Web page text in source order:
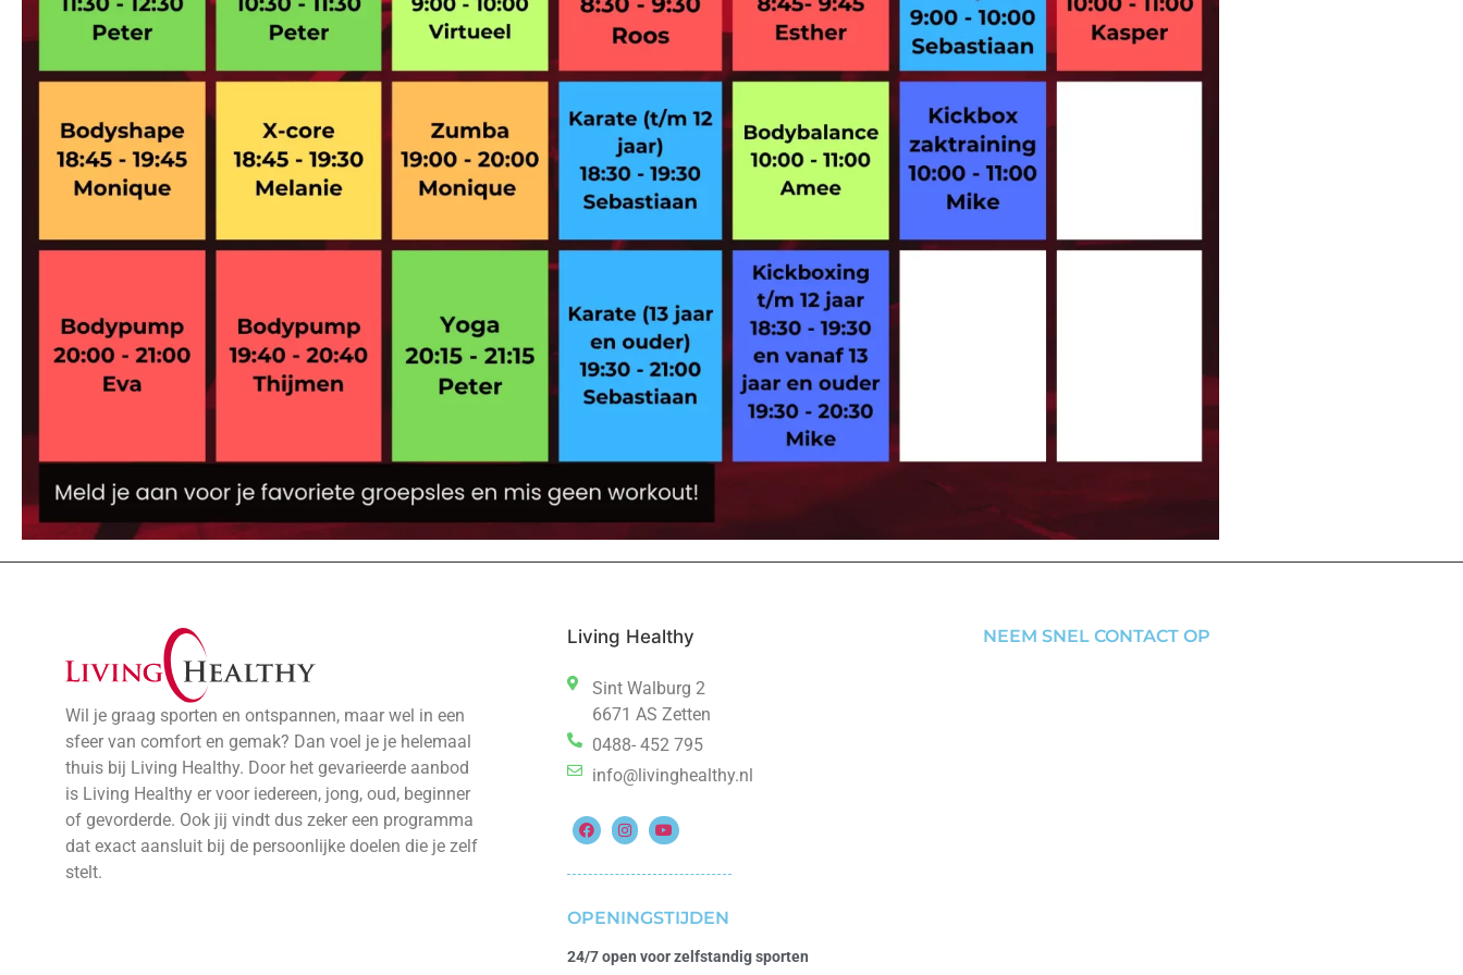
Wil je graag sporten en ontspannen, maar wel in een
sfeer van comfort en gemak? Dan voel je je helemaal
thuis bij Living Healthy. Door het gevarieerde aanbod
is Living Healthy er voor iedereen, jong, oud, beginner
of gevorderde. Ook jij vindt dus zeker een programma
dat exact aansluit bij de persoonlijke doelen die je zelf
stelt.
Living Healthy
Sint Walburg 2
6671 AS Zetten
0488- 452 795
info@livinghealthy.nl
OPENINGSTIJDEN
24/7 open voor zelfstandig sporten
NEEM SNEL CONTACT OP